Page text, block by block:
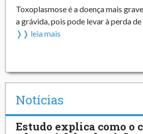
Toxoplasmose é a doença mais
a grávida, pois pode levar à perda de
❭❭ leia mais
Notícias
Estudo explica como o